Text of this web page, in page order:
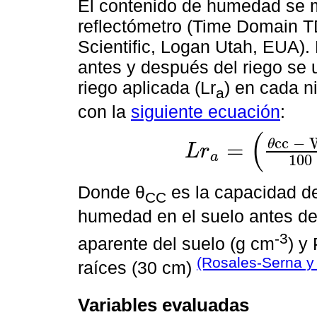
El contenido de humedad se
reflectómetro (Time Domain
Scientific, Logan Utah,
antes y después del riego se
riego aplicada (Lra) en cada
con la siguiente ecuación:
Lra = ( θcc −
100
Lra= θcc Wa 100 ρa × Pr
Donde θCC es la capacidad
humedad en el suelo antes
aparente del suelo (g cm-3) y
raíces (30 cm) (Rosales-Serna
Variables evaluadas